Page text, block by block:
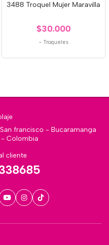
3488 Troquel Mujer Maravilla
$30.000
- Troqueles
francisco - Bucaramanga
Colombia
cliente